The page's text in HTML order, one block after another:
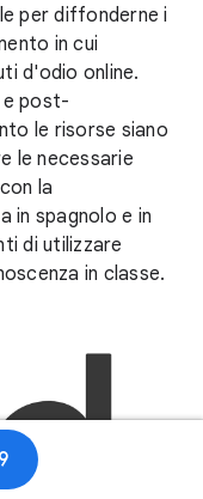
per diffonderne i
in cui
d'odio online.
e post-
le risorse siano
le necessarie
la
in spagnolo e in
di utilizzare
in classe.